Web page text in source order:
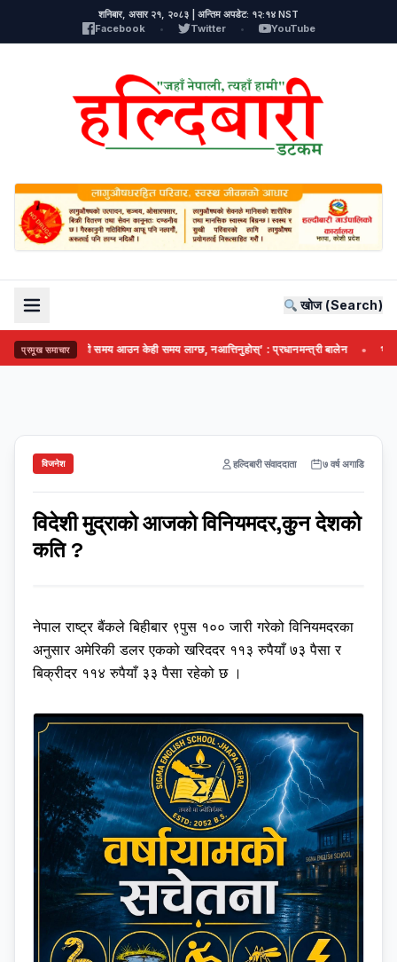
शनिबार, असार २१, २०८३ | अन्तिम अपडेट: १२:१४ NST
Facebook
• Twitter • YouTube
खोज (Search)
प्रमूख समाचार
सही समय आउन केही समय लाग्छ, नआत्तिनुहोस्’ : प्रधानमन्त्री बालेन ● भद्रपुरमा
विजनेश हल्दिबारी संवाददाता ७ वर्ष अगाडि
विदेशी मुद्राको आजको विनियमदर,कुन देशको
कति ?
नेपाल राष्ट्र बैंकले बिहीबार ९पुस १०० जारी गरेको विनियमदरका
अनुसार अमेरिकी डलर एकको खरिददर ११३ रुपैयाँ ७३ पैसा र
बिक्रीदर ११४ रुपैयाँ ३३ पैसा रहेको छ ।